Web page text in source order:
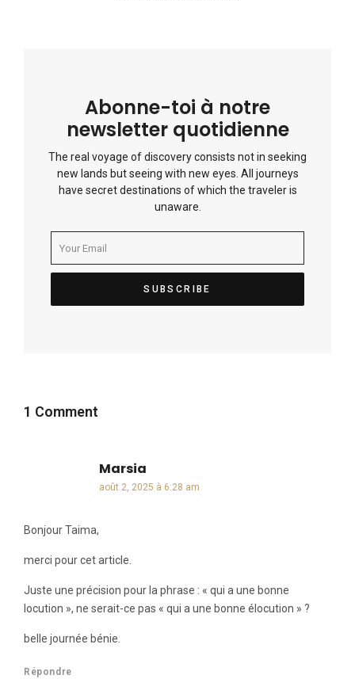
Abonne-toi à notre
newsletter quotidienne
The real voyage of discovery consists not in seeking
new lands but seeing with new eyes. All journeys
have secret destinations of which the traveler is
unaware.
1 Comment
Marsia
août 2, 2025 à 6:28 am
Bonjour Taima,
merci pour cet article.
Juste une précision pour la phrase : « qui a une bonne
locution », ne serait-ce pas « qui a une bonne élocution » ?
belle journée bénie.
Répondre